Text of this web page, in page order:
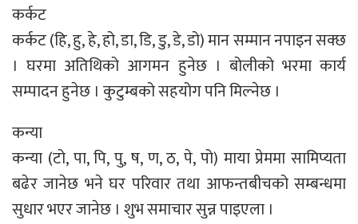
कर्कट
कर्कट (हि, हु, हे, हो, डा, डि, डु, डे, डो) मान सम्मान नपाइन सक्छ
। घरमा अतिथिको आगमन हुनेछ । बोलीको भरमा कार्य
सम्पादन हुनेछ । कुटुम्बको सहयोग पनि मिल्नेछ ।
कन्या
कन्या (टो, पा, पि, पु, ष, ण, ठ, पे, पो) माया प्रेममा सामिप्यता
बढेर जानेछ भने घर परिवार तथा आफन्तबीचको सम्बन्धमा
सुधार भएर जानेछ । शुभ समाचार सुन्न पाइएला ।